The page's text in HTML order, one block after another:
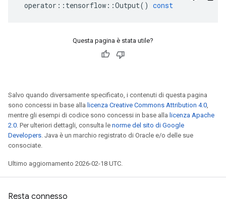
operator :: tensorflow ::Output() const
Questa pagina è stata utile?
Salvo quando diversamente specificato, i contenuti di questa pagina
sono concessi in base alla licenza Creative Commons Attribution 4.0,
mentre gli esempi di codice sono concessi in base alla licenza Apache
2.0. Per ulteriori dettagli, consulta le norme del sito di Google
Developers. Java è un marchio registrato di Oracle e/o delle sue
consociate.
Ultimo aggiornamento 2026-02-18 UTC.
Resta connesso